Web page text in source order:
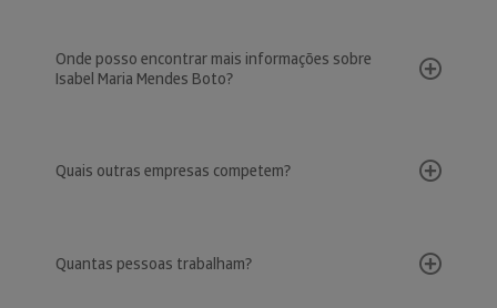
Onde posso encontrar mais informações sobre
Isabel Maria Mendes Boto?
Quais outras empresas competem?
Quantas pessoas trabalham?